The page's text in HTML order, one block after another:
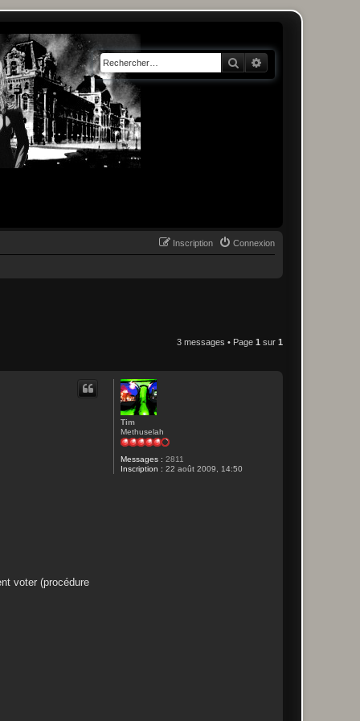
Rechercher
Connexion
Inscription
3 messages • Page 1 sur 1
Tim
Methuselah
Messages : 2811
Inscription : 22 août 2009, 14:50
voter (procédure